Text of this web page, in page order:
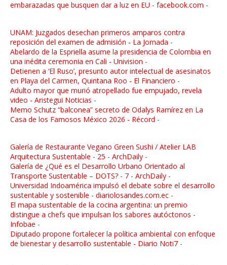
embarazadas que busquen dar a luz en EU - facebook.com -
UNAM: Juzgados desechan primeros amparos contra
reposición del examen de admisión - La Jornada -
Abelardo de la Espriella asume la presidencia de Colombia en
una inédita ceremonia en Cali - Univision -
Detienen a ‘El Ruso’, presunto autor intelectual de asesinatos
en Playa del Carmen, Quintana Roo - El Financiero -
Adulto mayor que murió atropellado fue empujado, revela
video - Aristegui Noticias -
Memo Schutz “balconea” secreto de Odalys Ramírez en La
Casa de los Famosos México 2026 - Récord -
Galería de Restaurante Vegano Green Sushi / Atelier LAB
Arquitectura Sustentable - 25 - ArchDaily -
Galería de ¿Qué es el Desarrollo Urbano Orientado al
Transporte Sustentable – DOTS? - 7 - ArchDaily -
Universidad Indoamérica impulsó el debate sobre el desarrollo
sustentable y sostenible - diariolosandes.com.ec -
El mapa sustentable de la cocina argentina: un premio
distingue a chefs que impulsan los sabores autóctonos -
Infobae -
Diputado propone fortalecer la política ambiental con enfoque
de bienestar y desarrollo sustentable - Diario Noti7 -